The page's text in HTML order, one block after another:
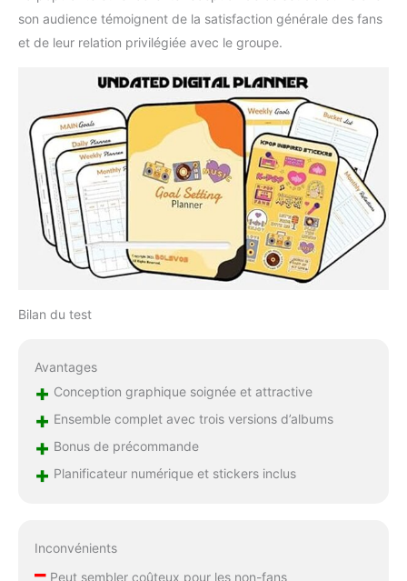
son audience témoignent de la satisfaction générale des fans
et de leur relation privilégiée avec le groupe.
Bilan du test
Avantages
+ Conception graphique soignée et attractive
+ Ensemble complet avec trois versions d’albums
+ Bonus de précommande
+ Planificateur numérique et stickers inclus
Inconvénients
–Peut sembler coûteux pour les non-fans